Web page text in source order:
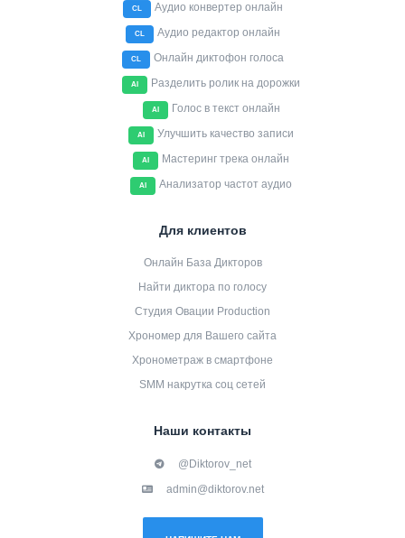
CL Аудио конвертер онлайн
CL Аудио редактор онлайн
CL Онлайн диктофон голоса
AI Разделить ролик на дорожки
AI Голос в текст онлайн
AI Улучшить качество записи
AI Мастеринг трека онлайн
AI Анализатор частот аудио
Для клиентов
Онлайн База Дикторов
Найти диктора по голосу
Студия Овации Production
Хрономер для Вашего сайта
Хронометраж в смартфоне
SMM накрутка соц сетей
Наши контакты
@Diktorov_net
admin@diktorov.net